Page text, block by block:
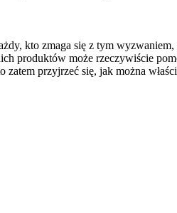
kto zmaga się z tym
produktów może rzeczywiście
przyjrzeć się, jak można